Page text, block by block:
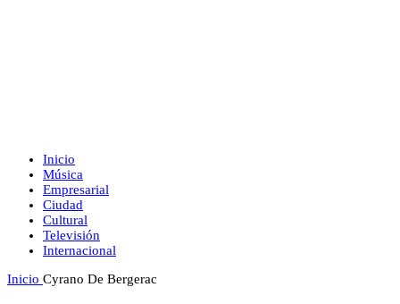
Inicio
Música
Empresarial
Ciudad
Cultural
Televisión
Internacional
Inicio Cyrano De Bergerac